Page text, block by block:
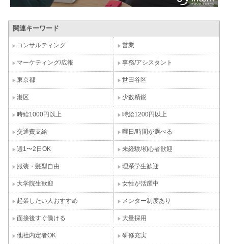
関連キーワード
コンサルティング 営業
マーケティング/広報 事務/アシスタント
東京都 世田谷区
港区 少数精鋭
時給1000円以上 時給1200円以上
交通費支給 曜日/時間が選べる
週1〜2日OK 未経験/初心者歓迎
服装・髪型自由 理系学生歓迎
大学院生歓迎 女性が活躍中
起業したい人おすすめ メンター制度あり
面接後すぐ働ける 大量採用
他社内定者OK 研修充実